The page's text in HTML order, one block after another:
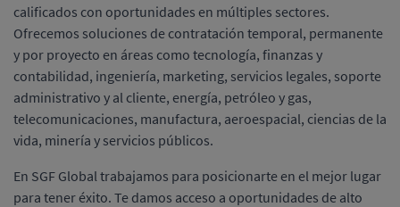
calificados con oportunidades en múltiples sectores.
Ofrecemos soluciones de contratación temporal, permanente
y por proyecto en áreas como tecnología, finanzas y
contabilidad, ingeniería, marketing, servicios legales, soporte
administrativo y al cliente, energía, petróleo y gas,
telecomunicaciones, manufactura, aeroespacial, ciencias de la
vida, minería y servicios públicos.
En SGF Global trabajamos para posicionarte en el mejor lugar
para tener éxito. Te damos acceso a oportunidades de alto